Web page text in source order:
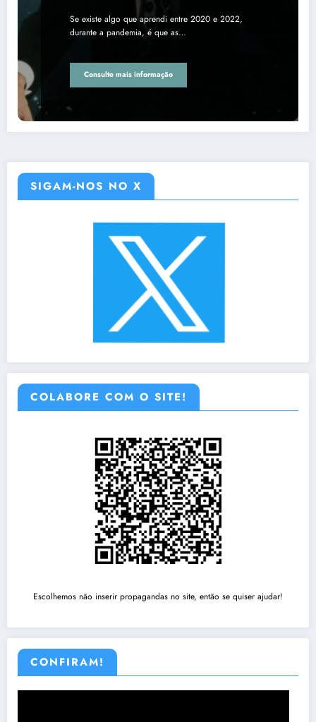
Se existe algo que aprendi entre 2020 e 2022,
durante a pandemia, é que as…
Consulte mais informação
SIGAM-NOS NO X
COLABORE COM O SITE!
Escolhemos não inserir propagandas no site, então se quiser ajudar!
CONFIRAM!